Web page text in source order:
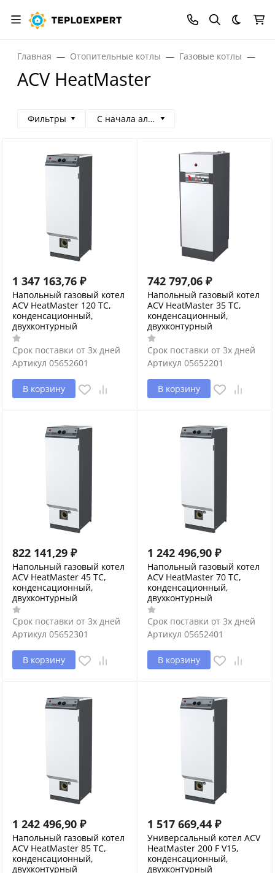
Темная
Главная Отопительные котлы Газовые котлы
ACV HeatMaster
Фильтры С начала алфавита
1 347 163,76 ₽
Напольный газовый котел
ACV HeatMaster 120 TC,
конденсационный,
двухконтурный
Срок поставки от 3х дней
Артикул 05652601
В корзину
742 797,06 ₽
Напольный газовый котел
ACV HeatMaster 35 TC,
конденсационный,
двухконтурный
Срок поставки от 3х дней
Артикул 05652201
В корзину
822 141,29 ₽
Напольный газовый котел
ACV HeatMaster 45 TC,
конденсационный,
двухконтурный
Срок поставки от 3х дней
Артикул 05652301
В корзину
1 242 496,90 ₽
Напольный газовый котел
ACV HeatMaster 70 TC,
конденсационный,
двухконтурный
Срок поставки от 3х дней
Артикул 05652401
В корзину
1 242 496,90 ₽
Напольный газовый котел
ACV HeatMaster 85 TC,
конденсационный,
двухконтурный
1 517 669,44 ₽
Универсальный котел ACV
HeatMaster 200 F V15,
конденсационный,
двухконтурный